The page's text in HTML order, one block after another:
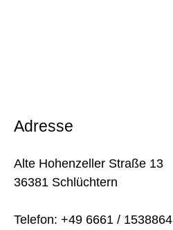
Adresse
Alte Hohenzeller Straße 13
36381 Schlüchtern
Telefon: +49 6661 / 1538864